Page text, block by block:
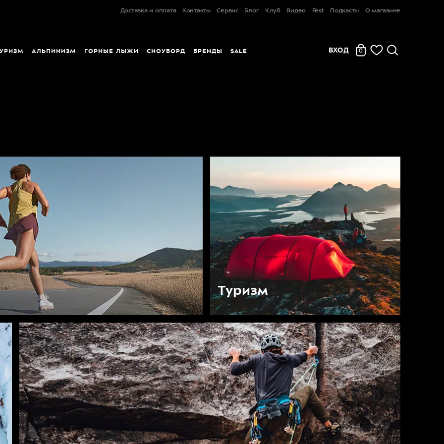
Доставка и оплата Контакты Сервис Блог Клуб Видео Fest Подкасты О магазине
АЛЬПИНИЗМ ГОРНЫЕ ЛЫЖИ СНОУБОРД БРЕНДЫ SALE ВХОД 0
Туризм